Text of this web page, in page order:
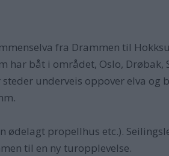
fra Drammen til
båt i området, Oslo, Drøbak,
underveis oppover elva og
ødelagt propellhus etc.).
til en ny turopplevelse.